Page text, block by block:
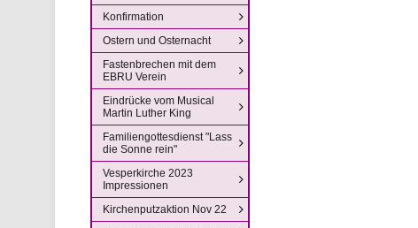
Konfirmation
Ostern und Osternacht
Fastenbrechen mit dem
EBRU Verein
Eindrücke vom Musical
Martin Luther King
Familiengottesdienst "Lass
die Sonne rein"
Vesperkirche 2023
Impressionen
Kirchenputzaktion Nov 22